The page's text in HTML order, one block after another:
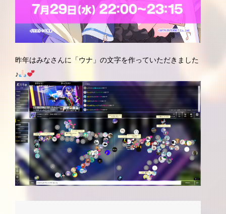
昨年はみなさんに「ウナ」の文字を作っていただきました
♪